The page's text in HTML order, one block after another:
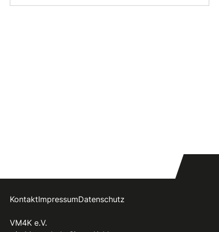
KontaktImpressumDatenschutz
VM4K e.V.